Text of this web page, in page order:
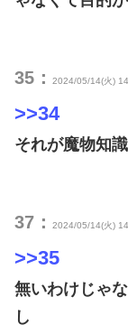
35： 2024/05/14(火)
>>34
それが魔物知
37： 2024/05/14(火)
>>35
無いわけじゃ
し